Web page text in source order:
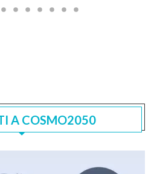
A COSMO2050